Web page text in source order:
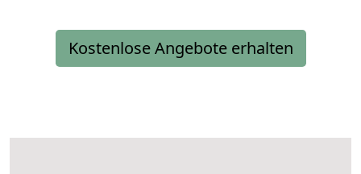
Kostenlose Angebote erhalten